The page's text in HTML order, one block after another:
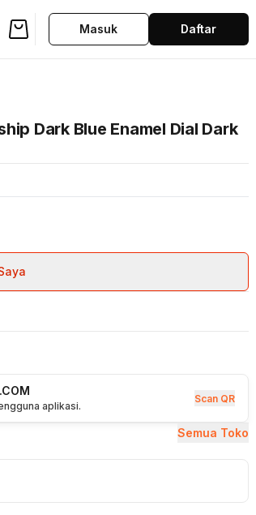
Masuk Daftar
Dark Blue Enamel Dial Dark
aplikasi.
Scan QR
Semua Toko